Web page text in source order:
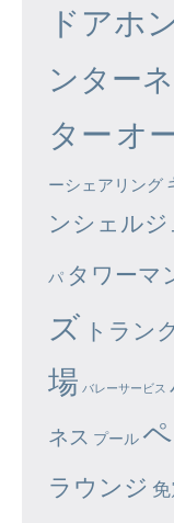
ドアホ
ンター
ター オ
ーシェアリング
ンシェルジ
パ タワーマ
ズ トラン
場 バレーサービス
ネス プール
ラウンジ